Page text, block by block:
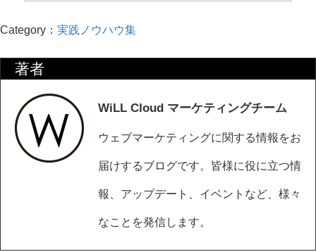
Category： 実践ノウハウ集
著者
WiLL Cloud マーケティングチーム
ウェブマーケティングに関する情報をお
届けするブログです。皆様に役に立つ情
報、アップデート、イベントなど、様々
なことを発信します。